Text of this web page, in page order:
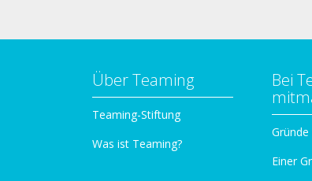
Über Teaming
Teaming-Stiftung
Was ist Teaming?
Bei
Gründe
Einer